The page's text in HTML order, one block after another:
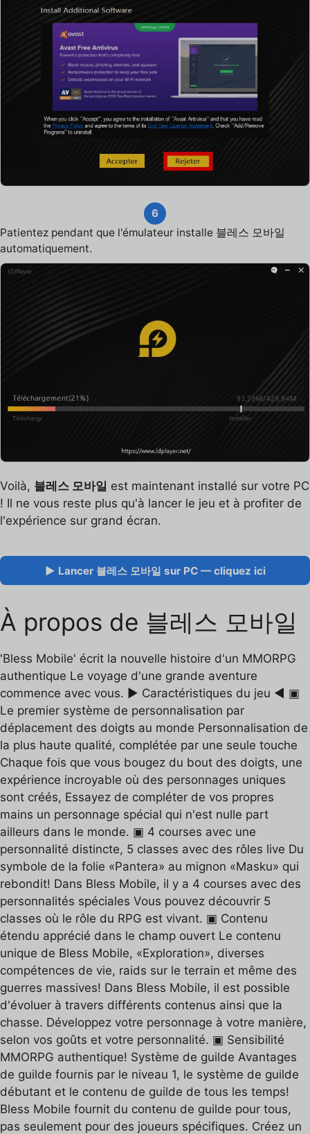
6
Patientez pendant que l'émulateur installe 블레스 모바일
automatiquement.
Voilà, 블레스 모바일 est maintenant installé sur votre PC
! Il ne vous reste plus qu'à lancer le jeu et à profiter de
l'expérience sur grand écran.
▶ Lancer 블레스 모바일 sur PC — cliquez ici
À propos de 블레스 모바일
'Bless Mobile' écrit la nouvelle histoire d'un MMORPG
authentique Le voyage d'une grande aventure
commence avec vous. ▶ Caractéristiques du jeu ◀ ▣
Le premier système de personnalisation par
déplacement des doigts au monde Personnalisation de
la plus haute qualité, complétée par une seule touche
Chaque fois que vous bougez du bout des doigts, une
expérience incroyable où des personnages uniques
sont créés, Essayez de compléter de vos propres
mains un personnage spécial qui n'est nulle part
ailleurs dans le monde. ▣ 4 courses avec une
personnalité distincte, 5 classes avec des rôles live Du
symbole de la folie «Pantera» au mignon «Masku» qui
rebondit! Dans Bless Mobile, il y a 4 courses avec des
personnalités spéciales Vous pouvez découvrir 5
classes où le rôle du RPG est vivant. ▣ Contenu
étendu apprécié dans le champ ouvert Le contenu
unique de Bless Mobile, «Exploration», diverses
compétences de vie, raids sur le terrain et même des
guerres massives! Dans Bless Mobile, il est possible
d'évoluer à travers différents contenus ainsi que la
chasse. Développez votre personnage à votre manière,
selon vos goûts et votre personnalité. ▣ Sensibilité
MMORPG authentique! Système de guilde Avantages
de guilde fournis par le niveau 1, le système de guilde
débutant et le contenu de guilde de tous les temps!
Bless Mobile fournit du contenu de guilde pour tous,
pas seulement pour des joueurs spécifiques. Créez un